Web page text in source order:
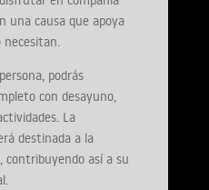
una causa que apoya
necesitan.
podrás
con desayuno,
La
destinada a la
contribuyendo así a su